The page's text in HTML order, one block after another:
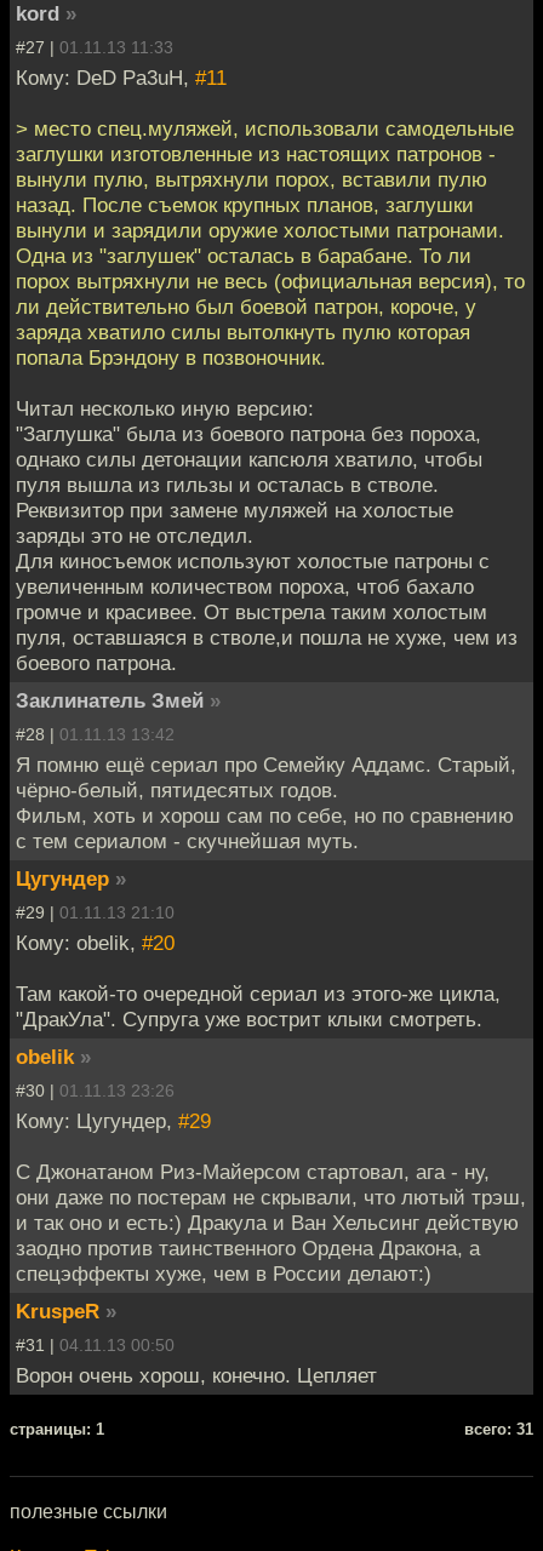
kord »
#27 | 01.11.13 11:33
Кому: DeD Pa3uH, #11
> место спец.муляжей, использовали самодельные
заглушки изготовленные из настоящих патронов -
вынули пулю, вытряхнули порох, вставили пулю
назад. После съемок крупных планов, заглушки
вынули и зарядили оружие холостыми патронами.
Одна из "заглушек" осталась в барабане. То ли
порох вытряхнули не весь (официальная версия), то
ли действительно был боевой патрон, короче, у
заряда хватило силы вытолкнуть пулю которая
попала Брэндону в позвоночник.
Читал несколько иную версию:
"Заглушка" была из боевого патрона без пороха,
однако силы детонации капсюля хватило, чтобы
пуля вышла из гильзы и осталась в стволе.
Реквизитор при замене муляжей на холостые
заряды это не отследил.
Для киносъемок используют холостые патроны с
увеличенным количеством пороха, чтоб бахало
громче и красивее. От выстрела таким холостым
пуля, оставшаяся в стволе,и пошла не хуже, чем из
боевого патрона.
Заклинатель Змей »
#28 | 01.11.13 13:42
Я помню ещё сериал про Семейку Аддамс. Старый,
чёрно-белый, пятидесятых годов.
Фильм, хоть и хорош сам по себе, но по сравнению
с тем сериалом - скучнейшая муть.
Цугундер »
#29 | 01.11.13 21:10
Кому: obelik, #20
Там какой-то очередной сериал из этого-же цикла,
"ДракУла". Супруга уже вострит клыки смотреть.
obelik »
#30 | 01.11.13 23:26
Кому: Цугундер, #29
С Джонатаном Риз-Майерсом стартовал, ага - ну,
они даже по постерам не скрывали, что лютый трэш,
и так оно и есть:) Дракула и Ван Хельсинг действую
заодно против таинственного Ордена Дракона, а
спецэффекты хуже, чем в России делают:)
KruspeR »
#31 | 04.11.13 00:50
Ворон очень хорош, конечно. Цепляет
cтраницы: 1 всего: 31
полезные ссылки